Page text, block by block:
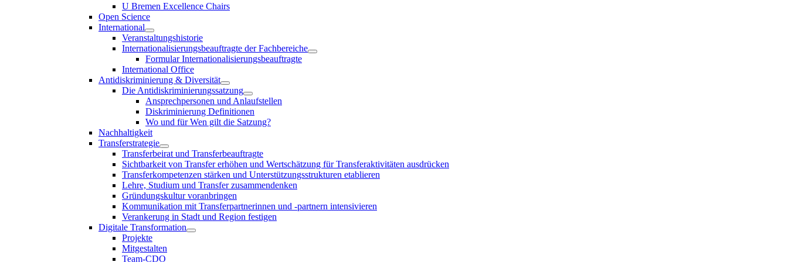
U Bremen Excellence Chairs
Open Science
International
Veranstaltungshistorie
Internationalisierungsbeauftragte der Fachbereiche
Formular Internationalisierungsbeauftragte
International Office
Antidiskriminierung & Diversität
Die Antidiskriminierungssatzung
Ansprechpersonen und Anlaufstellen
Diskriminierung Definitionen
Wo und für Wen gilt die Satzung?
Nachhaltigkeit
Transferstrategie
Transferbeirat und Transferbeauftragte
Sichtbarkeit von Transfer erhöhen und Wertschätzung für Transferaktivitäten ausdrücken
Transferkompetenzen stärken und Unterstützungsstrukturen etablieren
Lehre, Studium und Transfer zusammendenken
Gründungskultur voranbringen
Kommunikation mit Transferpartnerinnen und -partnern intensivieren
Verankerung in Stadt und Region festigen
Digitale Transformation
Projekte
Mitgestalten
Team-CDO